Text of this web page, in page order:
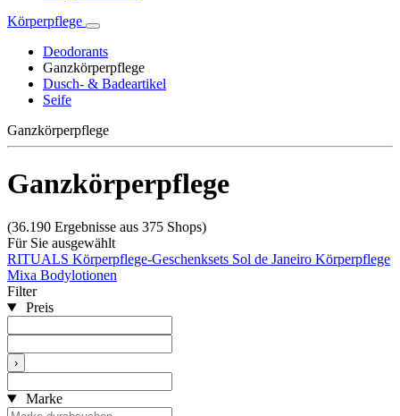
Körperpflege
Deodorants
Ganzkörperpflege
Dusch- & Badeartikel
Seife
Ganzkörperpflege
Ganzkörperpflege
(36.190 Ergebnisse aus 375 Shops)
Für Sie ausgewählt
RITUALS Körperpflege-Geschenksets Sol de Janeiro Körperpflege
Mixa Bodylotionen
Filter
Preis
›
Marke